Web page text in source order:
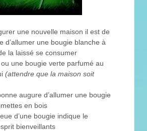
une nouvelle maison il est de
d’allumer une bougie blanche à
la laissé se consumer
une bougie verte parfumé au
(attendre que la maison soit
augure d’allumer une bougie
en bois
d’une bougie indique le
bienveillants